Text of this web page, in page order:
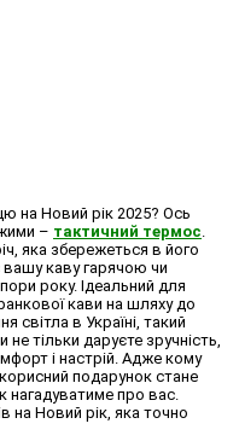
на Новий рік 2025? Ось
– тактичний термос
яка збережеться в його
каву гарячою чи
року. Ідеальний для
кави на шляху до
світла в Україні, такий
тільки даруєте зручність,
і настрій. Адже кому
подарунок стане
про вас.
на Новий рік, яка точно